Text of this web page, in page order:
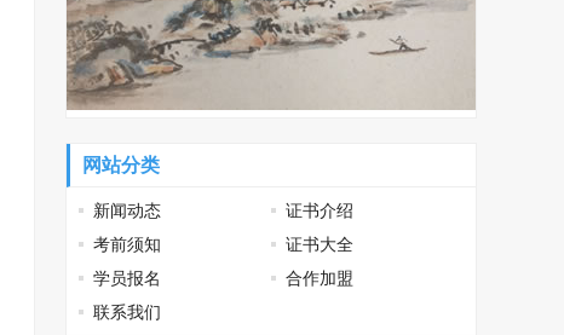
网站分类
新闻动态
证书介绍
考前须知
证书大全
学员报名
合作加盟
联系我们